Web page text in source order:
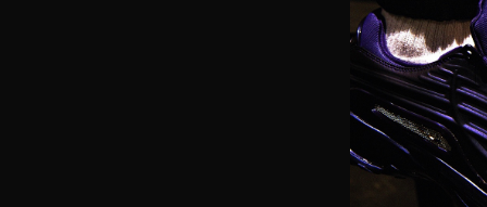
La Nike Cryoshot Zoom M9 Virgil Abloh Archives revisite une
version se distingue par une construction principalement
Son design reprend l’esthétique expérimentale associée aux
sneakers recherchant un modèle à la fois sobre, reconnaissable